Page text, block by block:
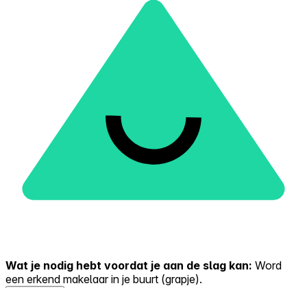
Wat je nodig hebt voordat je aan de slag kan: Word
een erkend makelaar in je buurt (grapje).